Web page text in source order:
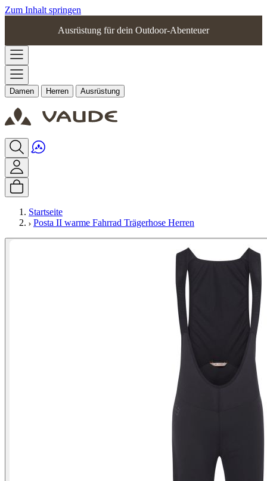
Zum Inhalt springen
Ausrüstung für dein Outdoor-Abenteuer
Damen Herren Ausrüstung
Startseite
Posta II warme Fahrrad Trägerhose Herren